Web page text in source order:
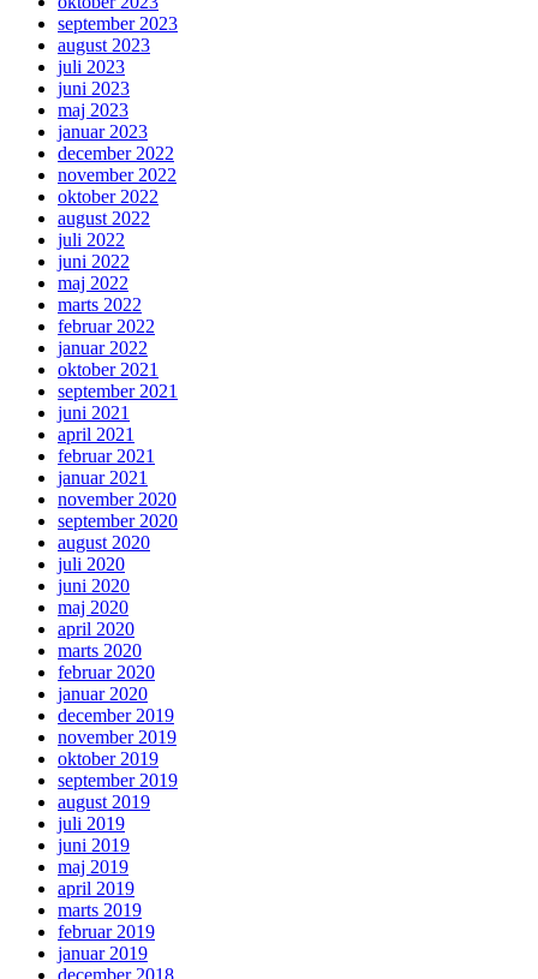
september 2023
august 2023
juli 2023
juni 2023
maj 2023
januar 2023
december 2022
november 2022
oktober 2022
august 2022
juli 2022
juni 2022
maj 2022
marts 2022
februar 2022
januar 2022
oktober 2021
september 2021
juni 2021
april 2021
februar 2021
januar 2021
november 2020
september 2020
august 2020
juli 2020
juni 2020
maj 2020
april 2020
marts 2020
februar 2020
januar 2020
december 2019
november 2019
oktober 2019
september 2019
august 2019
juli 2019
juni 2019
maj 2019
april 2019
marts 2019
februar 2019
januar 2019